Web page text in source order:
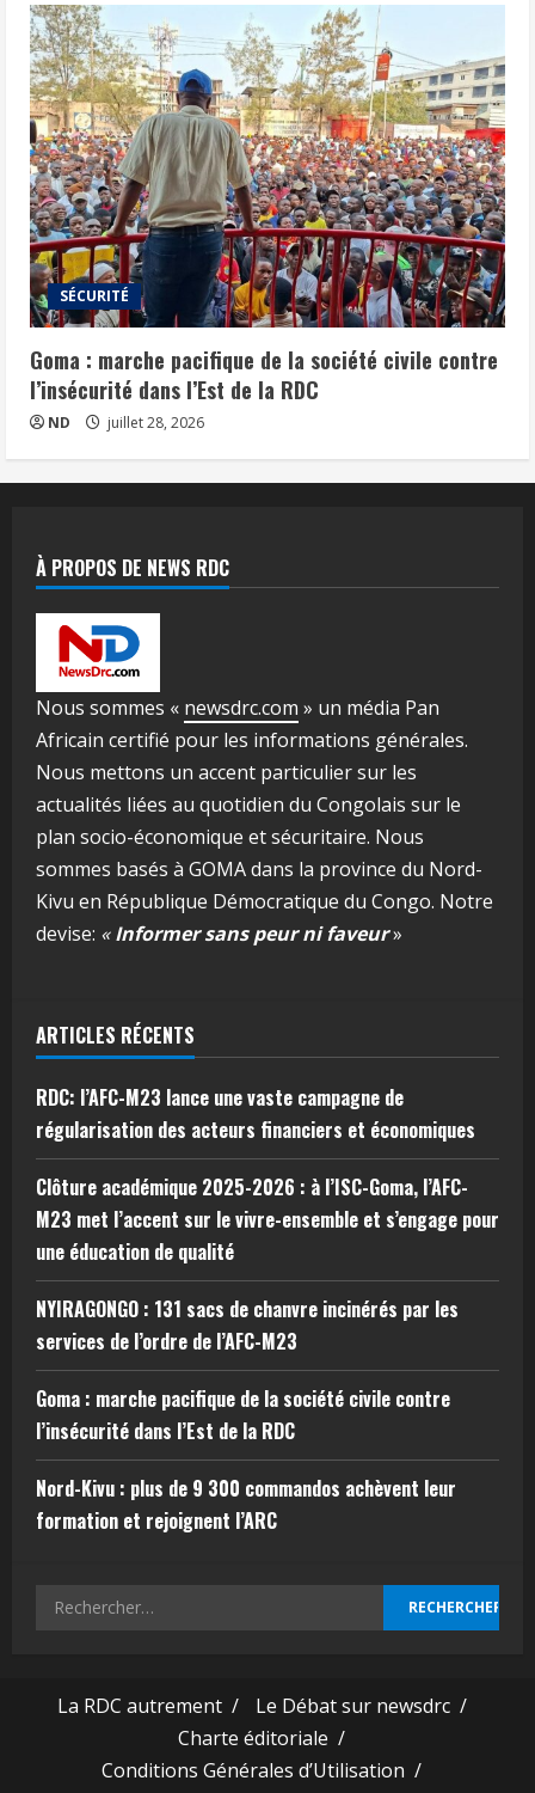
SÉCURITÉ
Goma : marche pacifique de la société civile contre
l’insécurité dans l’Est de la RDC
ND juillet 28, 2026
À PROPOS DE NEWS RDC
Nous sommes « newsdrc.com » un média Pan
Africain certifié pour les informations générales.
Nous mettons un accent particulier sur les
actualités liées au quotidien du Congolais sur le
plan socio-économique et sécuritaire. Nous
sommes basés à GOMA dans la province du Nord-
Kivu en République Démocratique du Congo. Notre
devise: «Informer sans peur ni faveur»
ARTICLES RÉCENTS
RDC: l’AFC-M23 lance une vaste campagne de
régularisation des acteurs financiers et économiques
Clôture académique 2025-2026 : à l’ISC-Goma, l’AFC-
M23 met l’accent sur le vivre-ensemble et s’engage pour
une éducation de qualité
NYIRAGONGO : 131 sacs de chanvre incinérés par les
services de l’ordre de l’AFC-M23
Goma : marche pacifique de la société civile contre
l’insécurité dans l’Est de la RDC
Nord-Kivu : plus de 9 300 commandos achèvent leur
formation et rejoignent l’ARC
La RDC autrement /
Le Débat sur newsdrc /
Charte éditoriale /
Conditions Générales d’Utilisation /